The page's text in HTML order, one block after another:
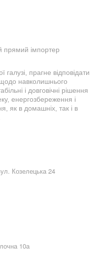
прямий імпортер
галузі, прагне відповідати
навколишнього
і довговічні рішення
енергозбереження і
як в домашніх, так і в
Козелецька 24
10а